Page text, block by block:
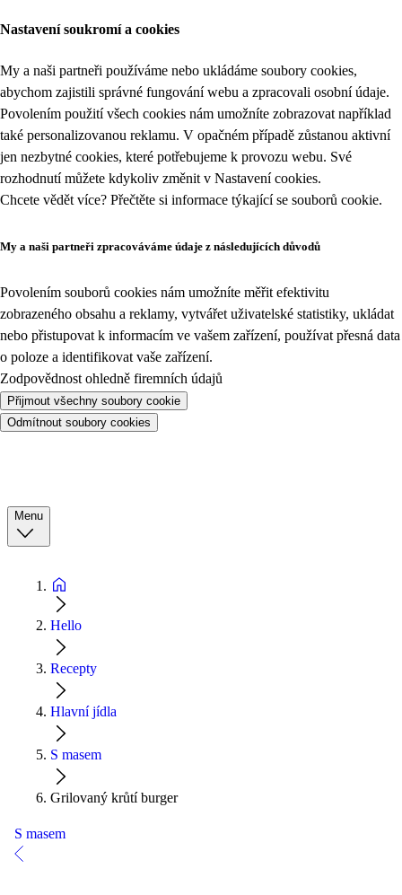
Nastavení soukromí a cookies
My a naši partneři používáme nebo ukládáme soubory cookies,
abychom zajistili správné fungování webu a zpracovali osobní údaje.
Povolením použití všech cookies nám umožníte zobrazovat například
také personalizovanou reklamu. V opačném případě zůstanou aktivní
jen nezbytné cookies, které potřebujeme k provozu webu. Své
rozhodnutí můžete kdykoliv změnit v Nastavení cookies.
Chcete vědět více? Přečtěte si informace týkající se souborů cookie.
My a naši partneři zpracováváme údaje z následujících důvodů
Povolením souborů cookies nám umožníte měřit efektivitu
zobrazeného obsahu a reklamy, vytvářet uživatelské statistiky, ukládat
nebo přistupovat k informacím ve vašem zařízení, používat přesná data
o poloze a identifikovat vaše zařízení.
Zodpovědnost ohledně firemních údajů
Přijmout všechny soubory cookie
Odmítnout soubory cookies
Menu
Hello
Recepty
Hlavní jídla
S masem
Grilovaný krůtí burger
S masem